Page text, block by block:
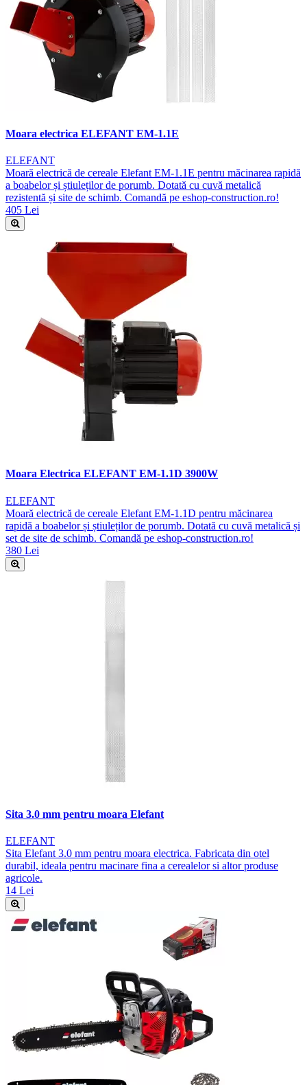
Moara electrica ELEFANT EM-1.1E
ELEFANT
Moară electrică de cereale Elefant EM-1.1E pentru măcinarea rapidă
a boabelor și știuleților de porumb. Dotată cu cuvă metalică
rezistentă și site de schimb. Comandă pe eshop-construction.ro!
405 Lei
Moara Electrica ELEFANT EM-1.1D 3900W
ELEFANT
Moară electrică de cereale Elefant EM-1.1D pentru măcinarea
rapidă a boabelor și știuleților de porumb. Dotată cu cuvă metalică și
set de site de schimb. Comandă pe eshop-construction.ro!
380 Lei
Sita 3.0 mm pentru moara Elefant
ELEFANT
Sita Elefant 3.0 mm pentru moara electrica. Fabricata din otel
durabil, ideala pentru macinare fina a cerealelor si altor produse
agricole.
14 Lei